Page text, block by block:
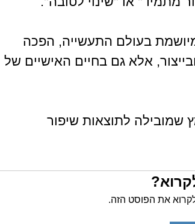
בעולם התעשייה, הפכה
אלא גם בחיים האישיים של
שמובילה לתוצאות שיפור